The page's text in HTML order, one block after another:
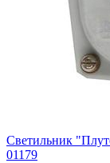
Светильник
01179